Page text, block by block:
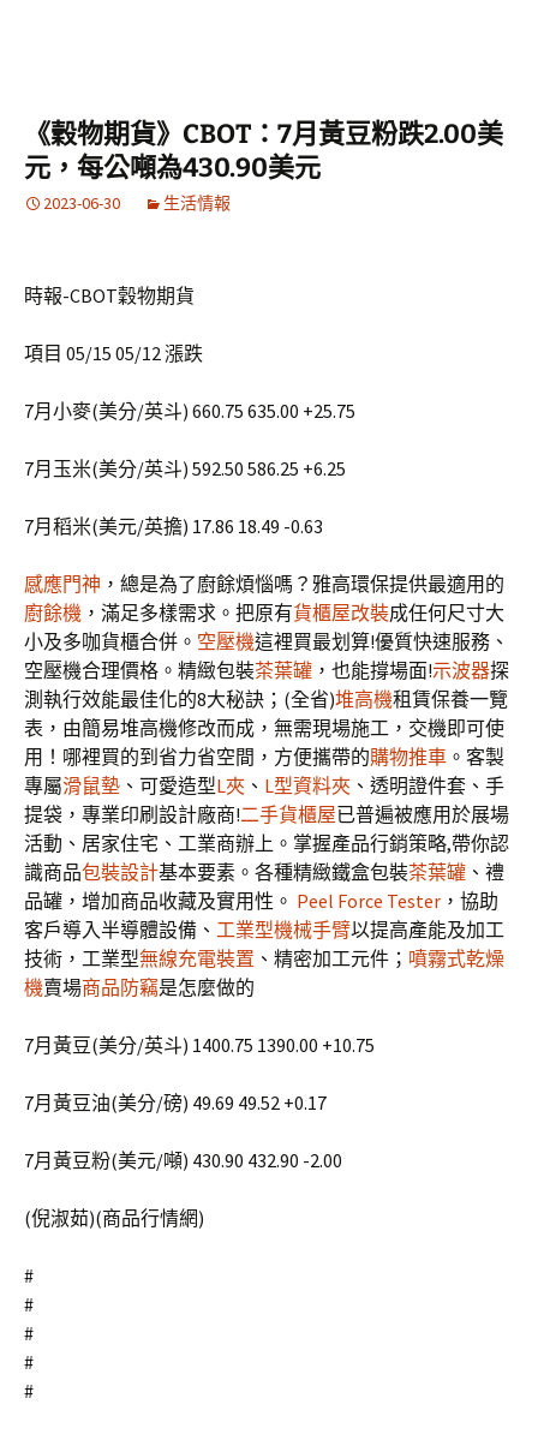
《穀物期貨》CBOT：7月黃豆粉跌2.00美
元，每公噸為430.90美元
2023-06-30 生活情報
時報-CBOT穀物期貨
項目 05/15 05/12 漲跌
7月小麥(美分/英斗) 660.75 635.00 +25.75
7月玉米(美分/英斗) 592.50 586.25 +6.25
7月稻米(美元/英擔) 17.86 18.49 -0.63
感應門神 ，總是為了廚餘煩惱嗎？雅高環保提供最適用的
廚餘機 ，滿足多樣需求。把原有貨櫃屋改裝成任何尺寸大
小及多咖貨櫃合併。 空壓機這裡買最划算!優質快速服務、
空壓機合理價格。精緻包裝茶葉罐 ，也能撐場面!示波器探
測執行效能最佳化的8大秘訣；(全省)堆高機租賃保養一覽
表，由簡易堆高機修改而成，無需現場施工，交機即可使
用！哪裡買的到省力省空間，方便攜帶的購物推車 。客製
專屬滑鼠墊 、可愛造型L夾 、 L型資料夾 、透明證件套、手
提袋，專業印刷設計廠商!二手貨櫃屋已普遍被應用於展場
活動、居家住宅、工業商辦上。掌握產品行銷策略,帶你認
識商品包裝設計基本要素。各種精緻鐵盒包裝茶葉罐 、禮
品罐，增加商品收藏及實用性。 Peel Force Tester ，協助
客戶導入半導體設備、 工業型機械手臂以提高產能及加工
技術，工業型無線充電裝置 、精密加工元件； 噴霧式乾燥
機賣場商品防竊是怎麼做的
7月黃豆(美分/英斗) 1400.75 1390.00 +10.75
7月黃豆油(美分/磅) 49.69 49.52 +0.17
7月黃豆粉(美元/噸) 430.90 432.90 -2.00
(倪淑茹)(商品行情網)
#
#
#
#
#